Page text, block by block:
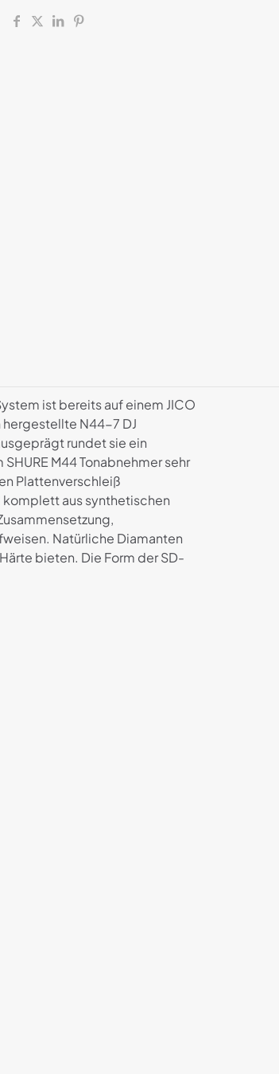
ist bereits auf einem JICO
hergestellte N44-7 DJ
rundet sie ein
M44 Tonabnehmer sehr
Plattenverschleiß
komplett aus synthetischen
Natürliche Diamanten
bieten. Die Form der SD-